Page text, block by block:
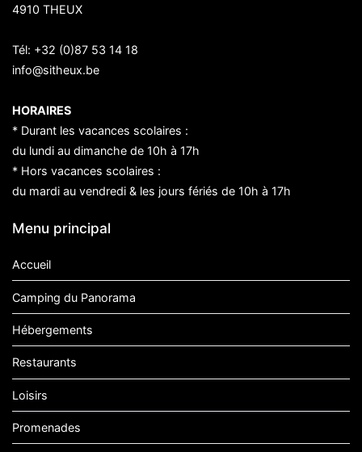
4910 THEUX
Tél: +32 (0)87 53 14 18
info@sitheux.be
HORAIRES
* Durant les vacances scolaires :
du lundi au dimanche de 10h à 17h
* Hors vacances scolaires :
du mardi au vendredi & les jours fériés de 10h à 17h
Menu principal
Accueil
Camping du Panorama
Hébergements
Restaurants
Loisirs
Promenades